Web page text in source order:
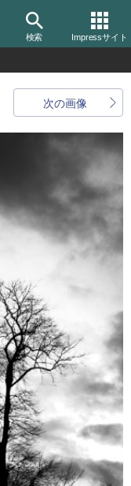
検索 Impressサイト
次の画像